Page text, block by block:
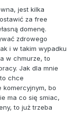
jest kilka
za free
domenę.
zdrowego
i w takim wypadku
w chmurze, to
Jak dla mnie
chce
komercyjnym, bo
ma co się smiac,
to już trzeba